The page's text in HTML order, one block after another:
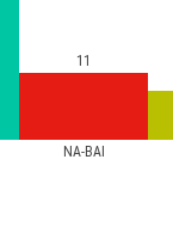
NA-BAI
11